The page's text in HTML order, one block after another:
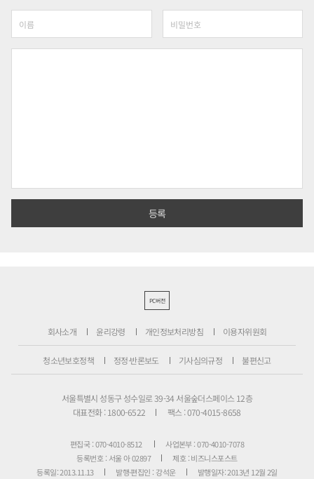
PC버전
회사소개 윤리강령 개인정보처리방침 이용자위원회
청소년보호정책 정정·반론보도 기사심의규정 불편신고
서울특별시 성동구 성수일로 39-34 서울숲더스페이스 12층
대표전화 : 1800-6522
팩스 : 070-4015-8658
편집국 : 070-4010-8512
사업본부 : 070-4010-7078
등록번호 : 서울 아 02897
제호 : 비즈니스포스트
등록일: 2013.11.13
발행·편집인 : 강석운 발행일자: 2013년 12월 2일